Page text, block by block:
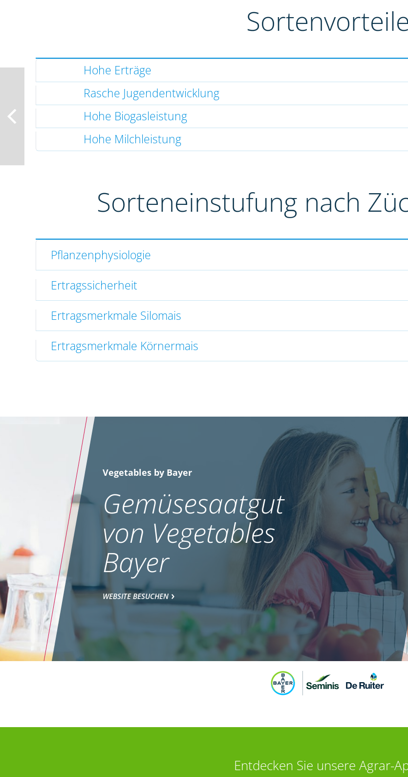
Sortenvorteile
Hohe Erträge
Rasche Jugendentwicklung
Hohe Biogasleistung
Hohe Milchleistung
Sorteneinstufung nach
Pflanzenphysiologie
Ertragssicherheit
Ertragsmerkmale Silomais
Ertragsmerkmale Körnermais
Vegetables by Bayer
Gemüsesaatgut
von Vegetables
Bayer
WEBSITE BESUCHEN
Entdecken Sie unsere Agrar-